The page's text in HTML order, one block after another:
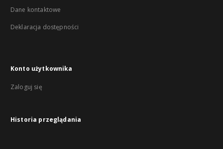
Dane kontaktowe
Deklaracja dostępności
Konto użytkownika
Zaloguj się
Historia przeglądania